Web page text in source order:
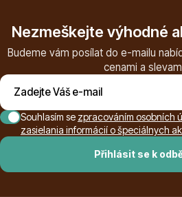
Plazivé rostliny
Nezmeškejte výhodné
Budeme vám posílat do e-mailu
cenami a
Přihlásit se k
Souhlasím se zpracováním osobních
zasielania informácií o špeciálnych